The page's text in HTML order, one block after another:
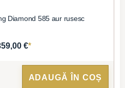
Diamond 585 aur rusesc
€*
ADAUGĂ ÎN COȘ